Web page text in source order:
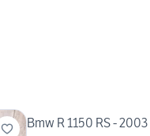
Bmw R 1150 RS - 2003